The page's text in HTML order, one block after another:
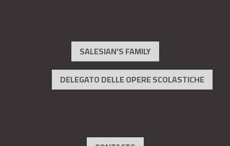
SALESIAN'S FAMILY
DELEGATO DELLE OPERE SCOLASTICHE